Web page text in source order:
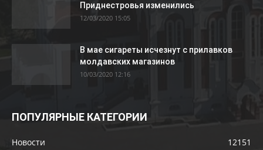
Приднестровья изменились
12/03/2020 15:05
В мае сигареты исчезнут с прилавков
молдавских магазинов
10/03/2020 12:16
ПОПУЛЯРНЫЕ КАТЕГОРИИ
Новости 12151